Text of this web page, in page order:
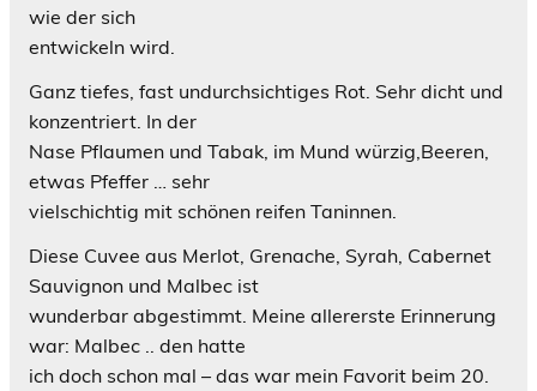
wie der sich
entwickeln wird.
Ganz tiefes, fast undurchsichtiges Rot. Sehr dicht und
konzentriert. In der
Nase Pflaumen und Tabak, im Mund würzig,Beeren,
etwas Pfeffer … sehr
vielschichtig mit schönen reifen Taninnen.
Diese Cuvee aus Merlot, Grenache, Syrah, Cabernet
Sauvignon und Malbec ist
wunderbar abgestimmt. Meine allererste Erinnerung
war: Malbec .. den hatte
ich doch schon mal – das war mein Favorit beim 20.